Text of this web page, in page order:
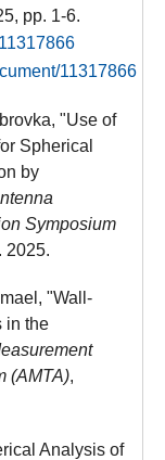
pp. 1-6.
11317866
"Use of
Spherical
by
Symposium
2025.
"Wall-
in the
(AMTA),
Analysis of